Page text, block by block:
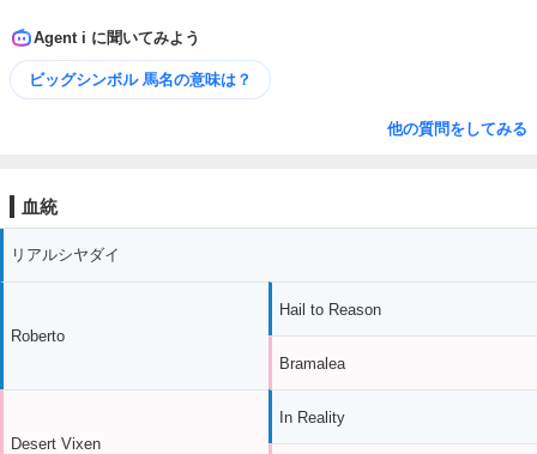
Agent i に聞いてみよう
ビッグシンボル 馬名の意味は？
他の質問をしてみる
血統
リアルシヤダイ
Roberto
Desert Vixen
Hail to Reason
Bramalea
In Reality